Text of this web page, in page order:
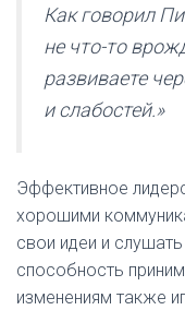
Как говорил
не что-то
развиваете
и слабостей.»
Эффективное
хорошими
свои идеи и
способность
изменениям также